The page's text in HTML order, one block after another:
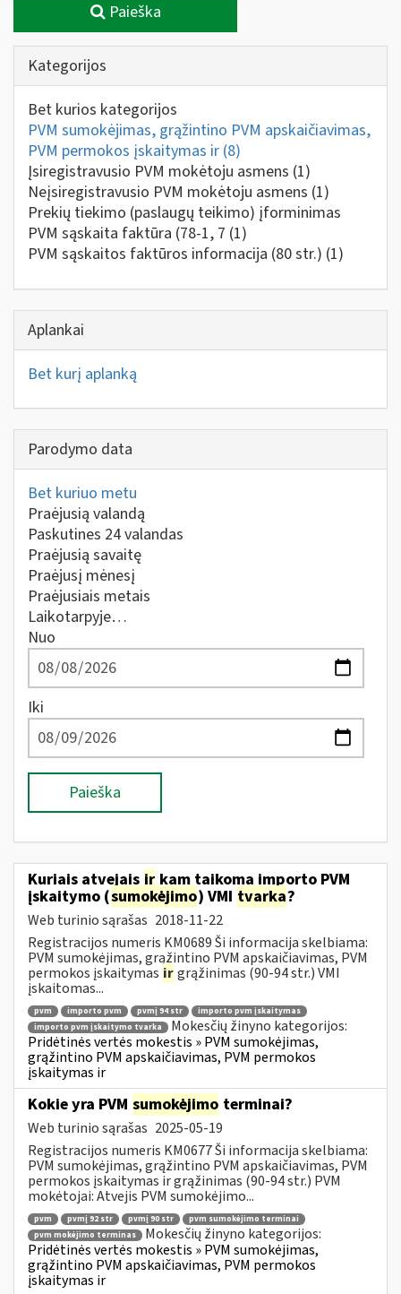
Paieška
Kategorijos
Bet kurios kategorijos
PVM sumokėjimas, grąžintino PVM apskaičiavimas,
PVM permokos įskaitymas ir (8)
Įsiregistravusio PVM mokėtoju asmens (1)
Neįsiregistravusio PVM mokėtoju asmens (1)
Prekių tiekimo (paslaugų teikimo) įforminimas
PVM sąskaita faktūra (78-1, 7 (1)
PVM sąskaitos faktūros informacija (80 str.) (1)
Aplankai
Bet kurį aplanką
Parodymo data
Bet kuriuo metu
Praėjusią valandą
Paskutines 24 valandas
Praėjusią savaitę
Praėjusį mėnesį
Praėjusiais metais
Laikotarpyje…
Nuo
Iki
Paieška
Kuriais atvejais ir kam taikoma importo PVM
įskaitymo (sumokėjimo) VMI tvarka?
Web turinio sąrašas 2018-11-22
Registracijos numeris KM0689 Ši informacija skelbiama:
PVM sumokėjimas, grąžintino PVM apskaičiavimas, PVM
permokos įskaitymas irgrąžinimas (90-94 str.) VMI
įskaitomas...
pvm importo pvm pvmį 94 str
importo pvm įskaitymas
importo pvm įskaitymo tvarka
Mokesčių žinyno kategorijos:
Pridėtinės vertės mokestis » PVM sumokėjimas,
grąžintino PVM apskaičiavimas, PVM permokos
įskaitymas ir
Kokie yra PVM sumokėjimo terminai?
Web turinio sąrašas 2025-05-19
Registracijos numeris KM0677 Ši informacija skelbiama:
PVM sumokėjimas, grąžintino PVM apskaičiavimas, PVM
permokos įskaitymas ir grąžinimas (90-94 str.) PVM
mokėtojai: Atvejis PVM sumokėjimo...
pvm pvmį 92 str pvmį 90 str
pvm sumokėjimo terminai
pvm mokėjimo terminas
Mokesčių žinyno kategorijos:
Pridėtinės vertės mokestis » PVM sumokėjimas,
grąžintino PVM apskaičiavimas, PVM permokos
įskaitymas ir